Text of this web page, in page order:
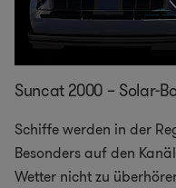
Suncat 2000 – Solar-
Schiffe werden in der
Besonders auf den
Wetter nicht zu